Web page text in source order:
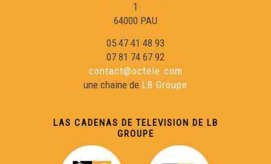
Ligats - Denis Salles
1
64000 PAU
05 47 41 48 93
07 81 74 67 92
contact@octele.com
une chaine de LB Groupe
LAS CADENAS DE TELEVISION DE LB
GROUPE